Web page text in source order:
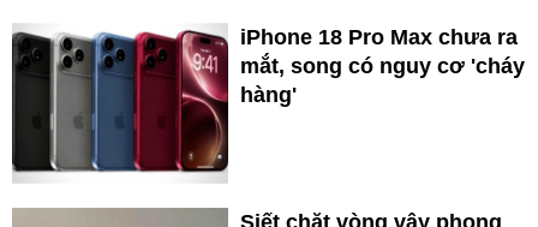
iPhone 18 Pro Max chưa ra
mắt, song có nguy cơ 'cháy
hàng'